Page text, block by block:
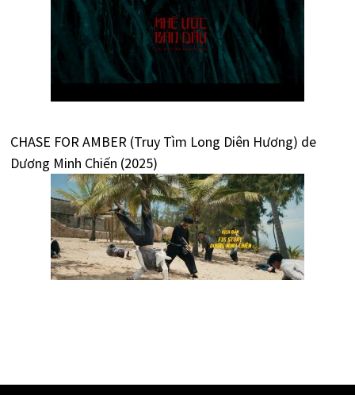
CHASE FOR AMBER (Truy Tìm Long Diên Hương) de
Dương Minh Chiến (2025)